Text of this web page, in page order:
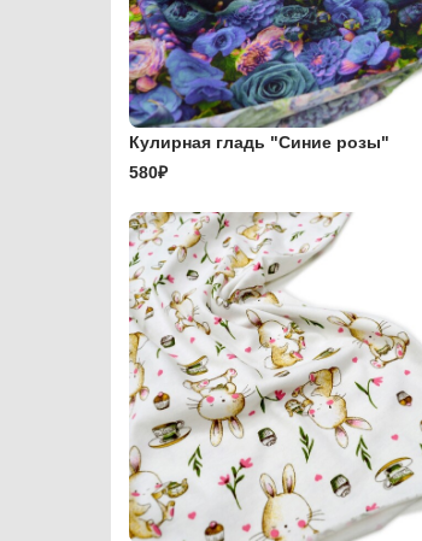
Кулирная гладь "Синие розы"
580₽